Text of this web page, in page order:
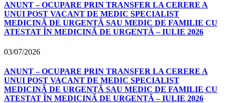
ANUNȚ – OCUPARE PRIN TRANSFER LA CERERE A
UNUI POST VACANT DE MEDIC SPECIALIST
MEDICINĂ DE URGENȚĂ SAU MEDIC DE FAMILIE CU
ATESTAT ÎN MEDICINĂ DE URGENȚĂ – IULIE 2026
03/07/2026
ANUNȚ – OCUPARE PRIN TRANSFER LA CERERE A
UNUI POST VACANT DE MEDIC SPECIALIST
MEDICINĂ DE URGENȚĂ SAU MEDIC DE FAMILIE CU
ATESTAT ÎN MEDICINĂ DE URGENȚĂ – IULIE 2026